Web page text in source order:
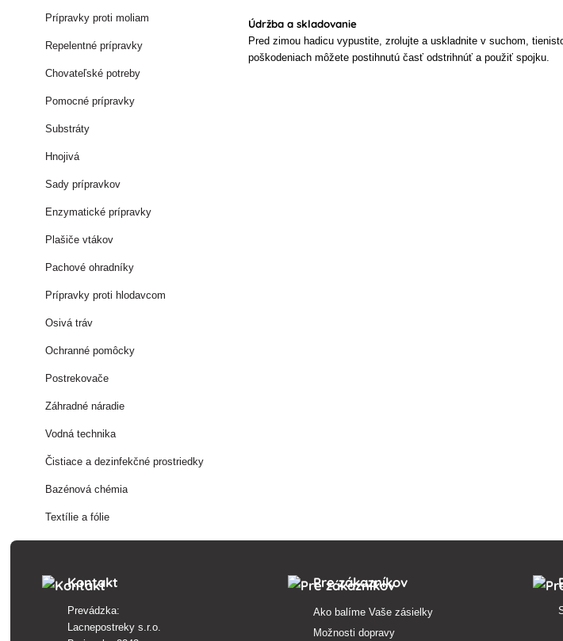
Prípravky proti moliam
Repelentné prípravky
Chovateľské potreby
Pomocné prípravky
Substráty
Hnojivá
Sady prípravkov
Enzymatické prípravky
Plašiče vtákov
Pachové ohradníky
Prípravky proti hlodavcom
Osivá tráv
Ochranné pomôcky
Postrekovače
Záhradné náradie
Vodná technika
Čistiace a dezinfekčné prostriedky
Bazénová chémia
Textílie a fólie
Údržba a skladovanie
Pred zimou hadicu vypustite, zrolujte a uskladnite v suchom,
poškodeniach môžete postihnutú časť odstrihnúť a použiť spojku.
Kontakt
Prevádzka:
Lacnepostreky s.r.o.
Pre zákazníkov
Ako balíme Vaše zásielky
Možnosti dopravy